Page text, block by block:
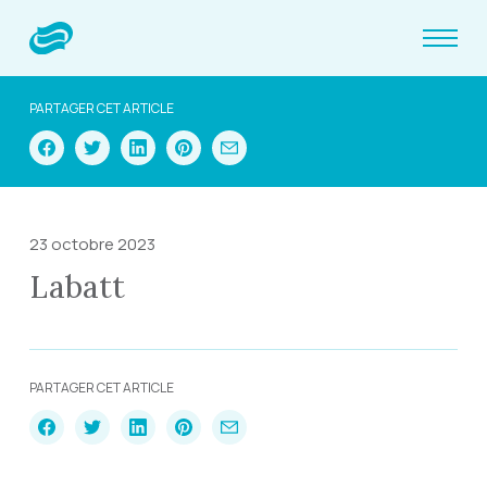
PARTAGER CET ARTICLE
23 octobre 2023
Labatt
PARTAGER CET ARTICLE